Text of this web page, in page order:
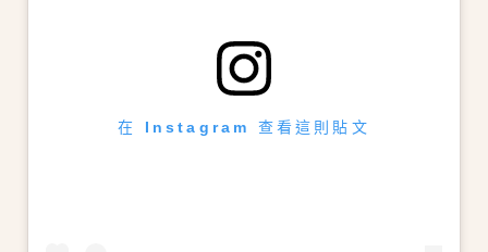
在 Instagram 查看這則貼文